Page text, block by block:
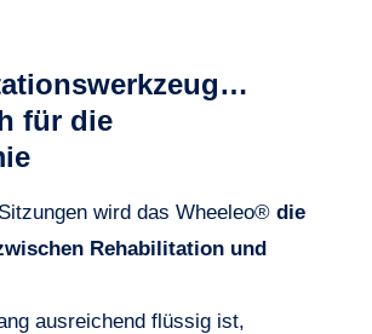
für die
wird das Wheeleo® die
Rehabilitation und
ausreichend flüssig ist,